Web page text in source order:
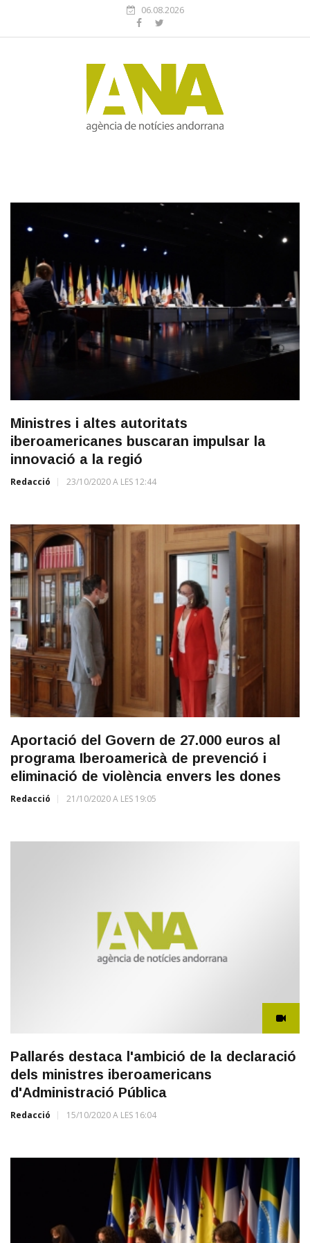
06.08.2026
Ministres i altes autoritats
iberoamericanes buscaran impulsar la
innovació a la regió
Redacció 23/10/2020 A LES 12:44
Aportació del Govern de 27.000 euros al
programa Iberoamericà de prevenció i
eliminació de violència envers les dones
Redacció 21/10/2020 A LES 19:05
Pallarés destaca l'ambició de la declaració
dels ministres iberoamericans
d'Administració Pública
Redacció 15/10/2020 A LES 16:04